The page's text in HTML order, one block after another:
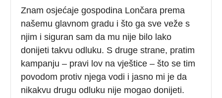
Znam osjećaje gospodina Lončara prema
našemu glavnom gradu i što ga sve veže s
njim i siguran sam da mu nije bilo lako
donijeti takvu odluku. S druge strane, pratim
kampanju – pravi lov na vještice – što se tim
povodom protiv njega vodi i jasno mi je da
nikakvu drugu odluku nije mogao donijeti.